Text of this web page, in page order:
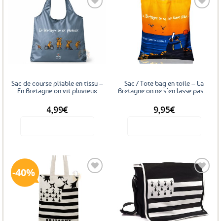
Ajouter
favoris
Sac de course pliable en tissu –
En Bretagne on vit pluvieux
4,99€
Ajouter
favoris
Sac / Tote bag en toile – La
Bretagne on ne s’en lasse pas…
9,95€
40%
Ajouter
aux
favoris